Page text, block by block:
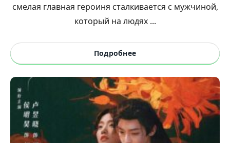
смелая главная героиня сталкивается с мужчиной,
который на людях ...
Подробнее